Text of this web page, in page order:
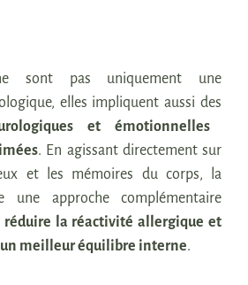
sont pas uniquement une
elles impliquent aussi des
et émotionnelles
. En agissant directement sur
et les mémoires du corps, la
une approche complémentaire
réduire la réactivité allergique et
meilleur équilibre interne.